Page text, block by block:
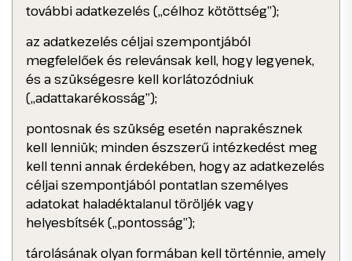
további adatkezelés („célhoz kötöttség”);
az adatkezelés céljai szempontjából
megfelelőek és relevánsak kell, hogy legyenek,
és a szükségesre kell korlátozódniuk
(„adattakarékosság”);
pontosnak és szükség esetén naprakésznek
kell lenniük; minden észszerű intézkedést meg
kell tenni annak érdekében, hogy az adatkezelés
céljai szempontjából pontatlan személyes
adatokat haladéktalanul töröljék vagy
helyesbítsék („pontosság”);
tárolásának olyan formában kell történnie, amely